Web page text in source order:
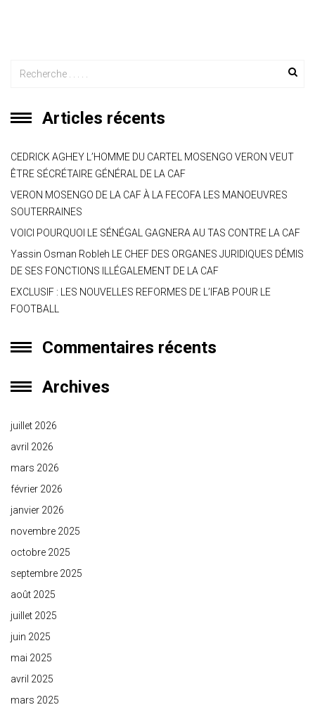
Articles récents
CEDRICK AGHEY L’HOMME DU CARTEL MOSENGO VERON VEUT
ÊTRE SÉCRÉTAIRE GÉNÉRAL DE LA CAF
VERON MOSENGO DE LA CAF À LA FECOFA LES MANOEUVRES
SOUTERRAINES
VOICI POURQUOI LE SÉNÉGAL GAGNERA AU TAS CONTRE LA CAF
Yassin Osman Robleh LE CHEF DES ORGANES JURIDIQUES DÉMIS
DE SES FONCTIONS ILLÉGALEMENT DE LA CAF
EXCLUSIF : LES NOUVELLES REFORMES DE L’IFAB POUR LE
FOOTBALL
Commentaires récents
Archives
juillet 2026
avril 2026
mars 2026
février 2026
janvier 2026
novembre 2025
octobre 2025
septembre 2025
août 2025
juillet 2025
juin 2025
mai 2025
avril 2025
mars 2025